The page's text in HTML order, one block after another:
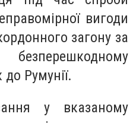
вигоди
загону за
Румунії.
у вказаному